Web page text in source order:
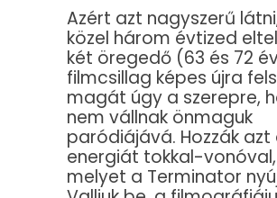
Azért azt nagyszerű
közel három évtized
két öregedő (63 és 72
filmcsillag képes újra
magát úgy a szerepre,
nem vállnak önmaguk
paródiájává. Hozzák azt
energiát tokkal-vonóval,
melyet a Terminator